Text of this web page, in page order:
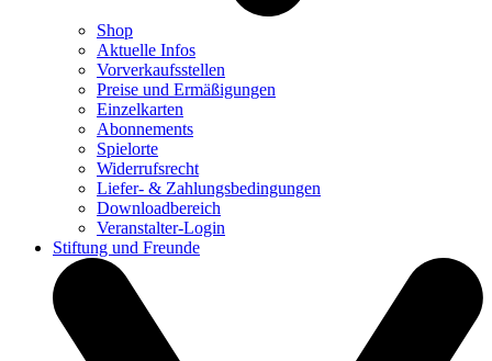
Shop
Aktuelle Infos
Vorverkaufsstellen
Preise und Ermäßigungen
Einzelkarten
Abonnements
Spielorte
Widerrufsrecht
Liefer- & Zahlungsbedingungen
Downloadbereich
Veranstalter-Login
Stiftung und Freunde